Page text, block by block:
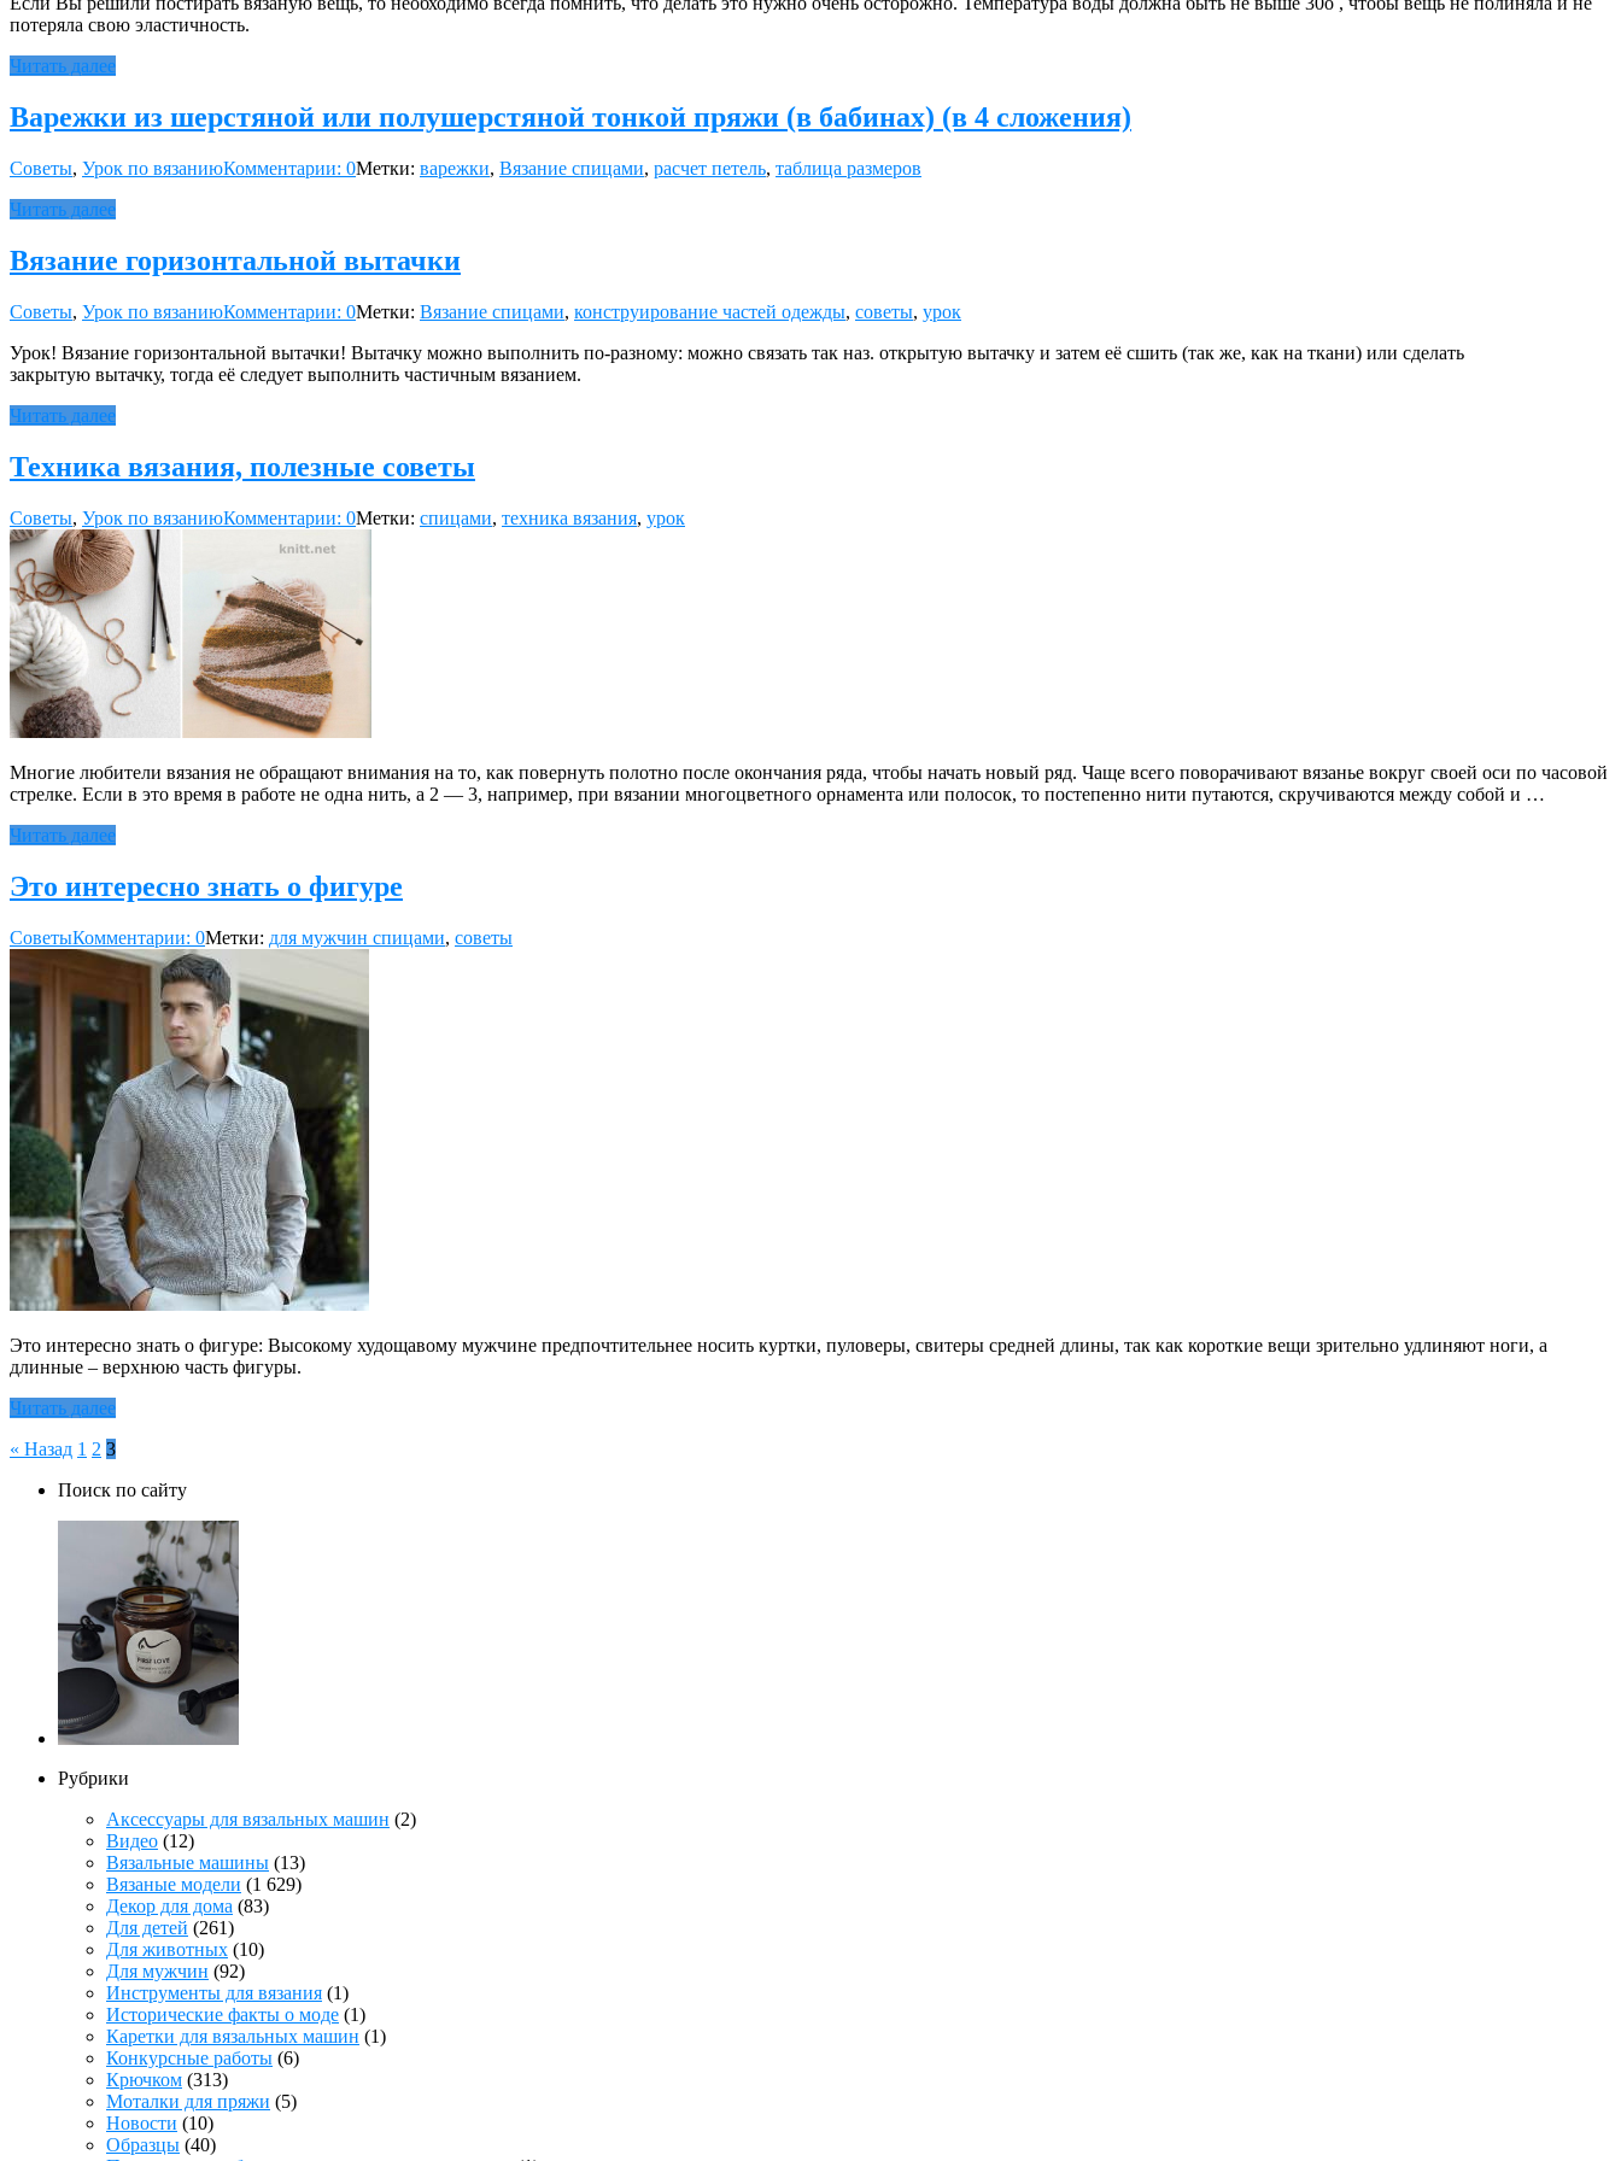
потеряла свою эластичность.
Читать далее
Варежки из шерстяной или полушерстяной тонкой пряжи (в бабинах) (в 4 сложения)
Советы, Урок по вязаниюКомментарии: 0Метки: варежки, Вязание спицами, расчет петель, таблица размеров
Читать далее
Вязание горизонтальной вытачки
Советы, Урок по вязаниюКомментарии: 0Метки: Вязание спицами, конструирование частей одежды, советы, урок
Урок! Вязание горизонтальной вытачки! Вытачку можно выполнить по-разному: можно связать так наз. открытую вытачку и затем её сшить (так же, как на ткани) или сделать
закрытую вытачку, тогда её следует выполнить частичным вязанием.
Читать далее
Техника вязания, полезные советы
Советы, Урок по вязаниюКомментарии: 0Метки: спицами, техника вязания, урок
Многие любители вязания не обращают внимания на то, как повернуть полотно после окончания ряда, чтобы начать новый ряд. Чаще всего поворачивают вязанье вокруг своей оси по часовой
стрелке. Если в это время в работе не одна нить, а 2 — 3, например, при вязании многоцветного орнамента или полосок, то постепенно нити путаются, скручиваются между собой и …
Читать далее
Это интересно знать о фигуре
СоветыКомментарии: 0Метки: для мужчин спицами, советы
Это интересно знать о фигуре: Высокому худощавому мужчине предпочтительнее носить куртки, пуловеры, свитеры средней длины, так как короткие вещи зрительно удлиняют ноги, а
длинные – верхнюю часть фигуры.
Читать далее
Пагинация
записей
« Назад 1 2 3
Поиск по сайту
Рубрики
Аксессуары для вязальных машин (2)
Видео (12)
Вязальные машины (13)
Вязаные модели (1 629)
Декор для дома (83)
Для детей (261)
Для животных (10)
Для мужчин (92)
Инструменты для вязания (1)
Исторические факты о моде (1)
Каретки для вязальных машин (1)
Конкурсные работы (6)
Крючком (313)
Моталки для пряжи (5)
Новости (10)
Образцы (40)